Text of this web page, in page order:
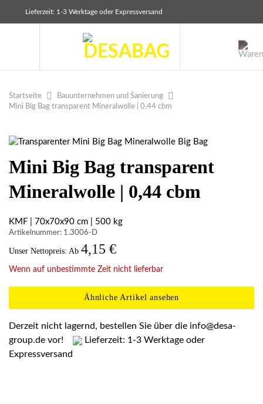
Lieferzeit: 1-3 Werktage oder Expressversand
Startseite
Bauunternehmen und Sanierung
Mini Big Bag transparent Mineralwolle | 0,44 cbm
Mini Big Bag transparent
Mineralwolle | 0,44 cbm
KMF | 70x70x90 cm | 500 kg
Artikelnummer: 1.3006-D
Unser Nettopreis: Ab 4,15 €
Wenn auf unbestimmte Zeit nicht lieferbar
Ähnliche Artikel ansehen
Derzeit nicht lagernd, bestellen Sie über die info@desa-
group.de vor!
Lieferzeit: 1-3 Werktage oder
Expressversand